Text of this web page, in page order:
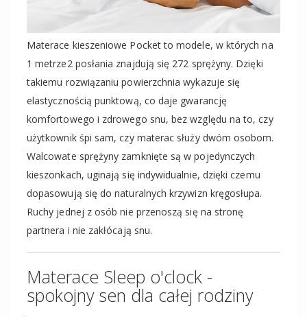
Materace kieszeniowe Pocket to modele, w których na
1 metrze2 posłania znajdują się 272 sprężyny. Dzięki
takiemu rozwiązaniu powierzchnia wykazuje się
elastycznością punktową, co daje gwarancję
komfortowego i zdrowego snu, bez względu na to, czy
użytkownik śpi sam, czy materac służy dwóm osobom.
Walcowate sprężyny zamknięte są w pojedynczych
kieszonkach, uginają się indywidualnie, dzięki czemu
dopasowują się do naturalnych krzywizn kręgosłupa.
Ruchy jednej z osób nie przenoszą się na stronę
partnera i nie zakłócają snu.
Materace Sleep o'clock -
spokojny sen dla całej rodziny